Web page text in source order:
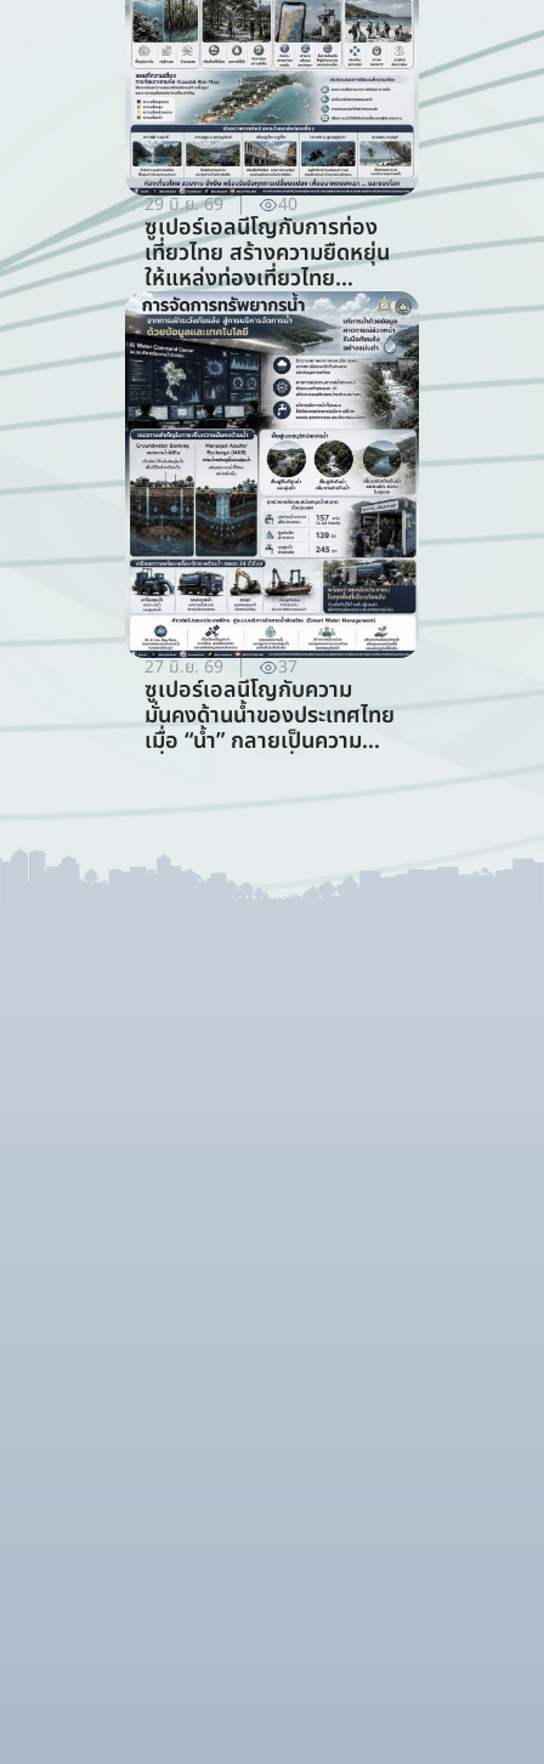
29 มิ.ย. 69 40
ซูเปอร์เอลนีโญกับการท่อง
เที่ยวไทย สร้างความยืดหยุ่น
ให้แหล่งท่องเที่ยวไทย
ท่ามกลางความท้าทายจาก
สภาพภูมิอากาศ (สาขาการ
ท่องเที่ยว)
27 มิ.ย. 69 37
ซูเปอร์เอลนีโญกับความ
มั่นคงด้านน้ำของประเทศไทย
เมื่อ “น้ำ” กลายเป็นความ